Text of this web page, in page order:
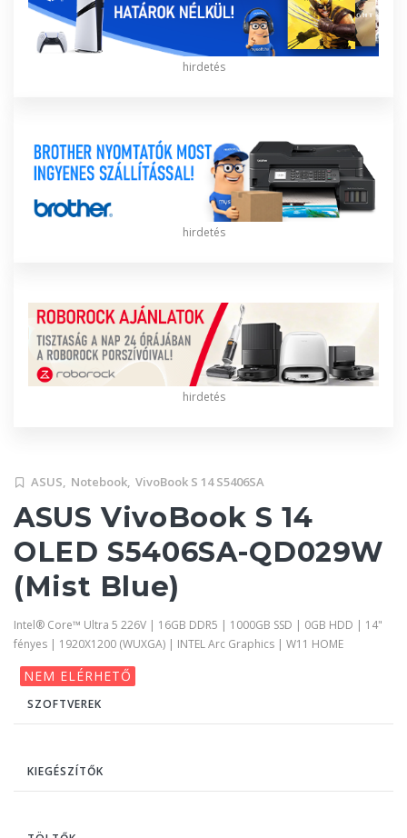
hirdetés
hirdetés
hirdetés
ASUS, Notebook, VivoBook S 14 S5406SA
ASUS VivoBook S 14
OLED S5406SA-QD029W
(Mist Blue)
Intel® Core™ Ultra 5 226V | 16GB DDR5 | 1000GB SSD | 0GB HDD | 14"
fényes | 1920X1200 (WUXGA) | INTEL Arc Graphics | W11 HOME
NEM ELÉRHETŐ
SZOFTVEREK
KIEGÉSZÍTŐK